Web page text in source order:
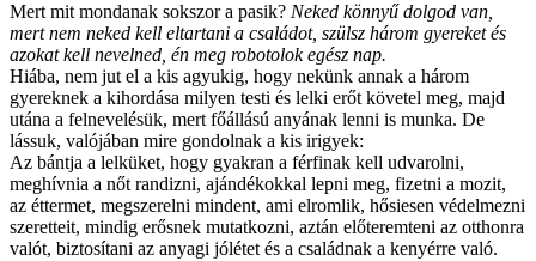
Mert mit mondanak sokszor a pasik? Neked könnyű dolgod van,
mert nem neked kell eltartani a családot, szülsz három gyereket és
azokat kell nevelned, én meg robotolok egész nap.
Hiába, nem jut el a kis agyukig, hogy nekünk annak a három
gyereknek a kihordása milyen testi és lelki erőt követel meg, majd
utána a felnevelésük, mert főállású anyának lenni is munka. De
lássuk, valójában mire gondolnak a kis irigyek:
Az bántja a lelküket, hogy gyakran a férfinak kell udvarolni,
meghívnia a nőt randizni, ajándékokkal lepni meg, fizetni a mozit,
az éttermet, megszerelni mindent, ami elromlik, hősiesen védelmezni
szeretteit, mindig erősnek mutatkozni, aztán előteremteni az otthonra
valót, biztosítani az anyagi jólétet és a családnak a kenyérre való.